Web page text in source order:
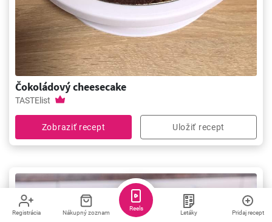
Čokoládový cheesecake
TASTElist
Zobraziť recept Uložiť recept
Registrácia Nákupný zoznam Letáky Pridaj recept
Reels